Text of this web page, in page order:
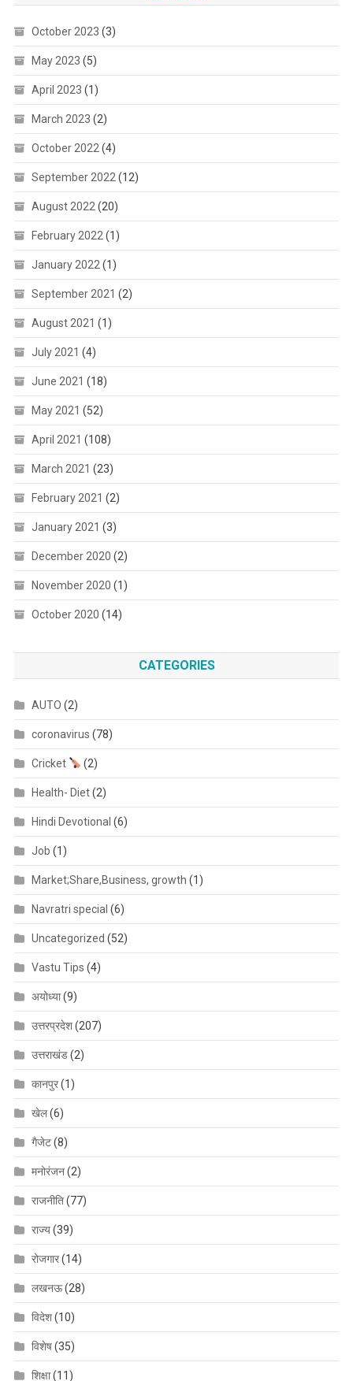
October 2023 (3)
May 2023 (5)
April 2023 (1)
March 2023 (2)
October 2022 (4)
September 2022 (12)
August 2022 (20)
February 2022 (1)
January 2022 (1)
September 2021 (2)
August 2021 (1)
July 2021 (4)
June 2021 (18)
May 2021 (52)
April 2021 (108)
March 2021 (23)
February 2021 (2)
January 2021 (3)
December 2020 (2)
November 2020 (1)
October 2020 (14)
CATEGORIES
AUTO (2)
coronavirus (78)
Cricket (2)
Health- Diet(2)
Hindi Devotional (6)
Job (1)
Market;Share,Business, growth (1)
Navratri special (6)
Uncategorized (52)
Vastu Tips (4)
अयोध्या(9)
उत्तरप्रदेश(207)
उत्तराखंड(2)
कानपुर(1)
खेल(6)
गैजेट(8)
मनोरंजन(2)
राजनीति(77)
राज्य(39)
रोजगार(14)
लखनऊ(28)
विदेश(10)
विशेष(35)
शिक्षा(11)